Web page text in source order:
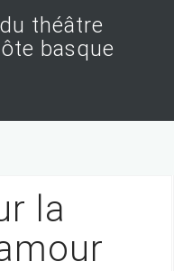
théâtre
basque
la